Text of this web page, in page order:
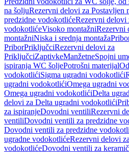
na šoljuRezervni delovi za Postavljen
predzidne vodokotlićeRezervni delovi
vodokotlićeVisoko montažniRezervni
montažniNiska i srednja montaža
PriborPriključciRezervni delovi za
PriključciZaptivkeManžetneSpojni
ispiranja WC šoljePotrošni materijal
vodokotlićiSigma ugradni vodokotlići
ugradni vodokotlićiOmega ugradni
Omega ugradni vodokotlićiDelta
delovi za Delta ugradni vodokotlići
za ispiranjeDovodni ventiliRezervni
ventiliDovodni ventili za predzidne
Dovodni ventili za predzidne
ugradne vodokotlićeRezervni delovi
vodokotlićeDovodni ventili za